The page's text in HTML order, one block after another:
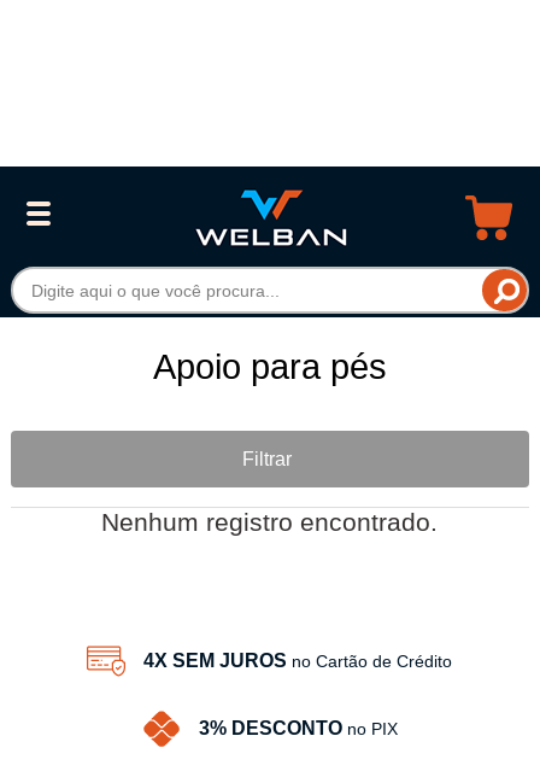
Apoio para pés
Filtrar
Nenhum registro encontrado.
4X SEM JUROS no Cartão de Crédito
3% DESCONTO no PIX